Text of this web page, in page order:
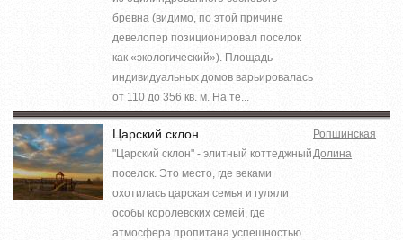
бревна (видимо, по этой причине
девелопер позиционировал поселок
как «экологический»). Площадь
индивидуальных домов варьировалась
от 110 до 356 кв. м. На те...
Царский склон
"Царский склон" - элитный коттеджный
поселок. Это место, где веками
охотилась царская семья и гуляли
особы королевских семей, где
атмосфера пропитана успешностью.
Ропшинская
Долина